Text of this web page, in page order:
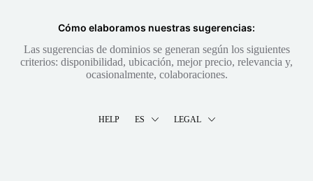
Cómo elaboramos nuestras sugerencias:
Las sugerencias de dominios se generan según los siguientes
criterios: disponibilidad, ubicación, mejor precio, relevancia y,
ocasionalmente, colaboraciones.
HELP ES LEGAL